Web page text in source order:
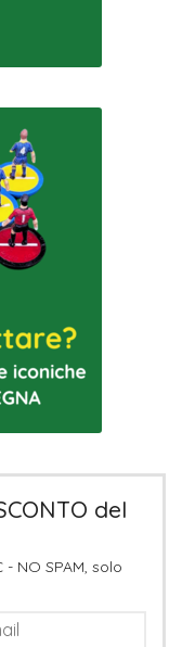
del
NO SPAM, solo